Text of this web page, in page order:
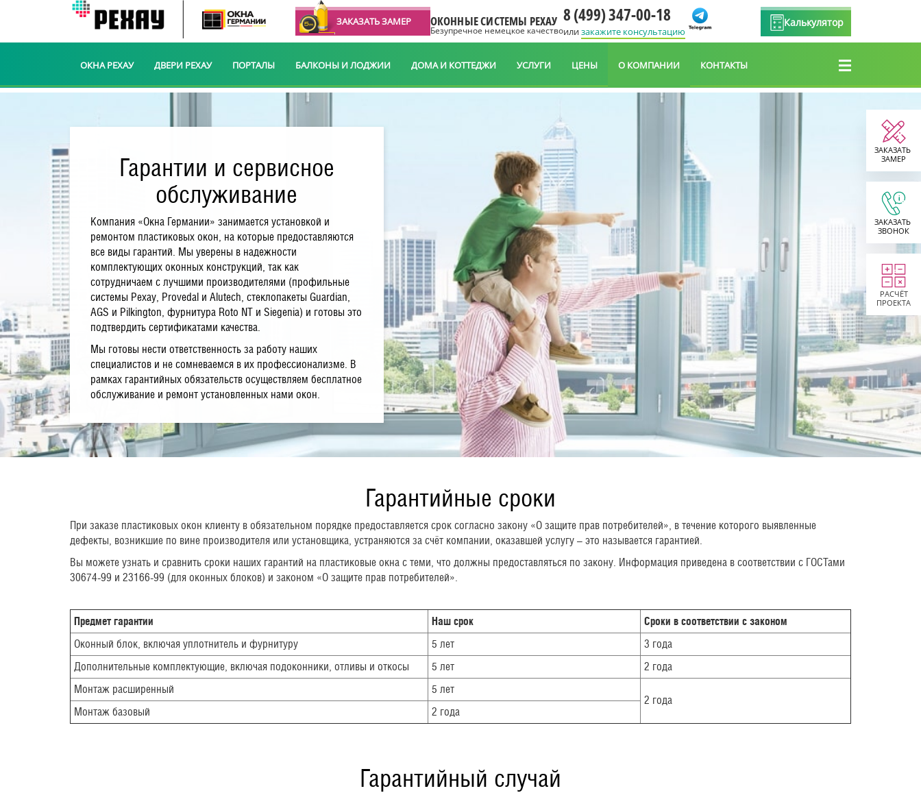
ЗАКАЗАТЬ ЗАМЕР ОКОННЫЕ СИСТЕМЫ РЕХАУ
Безупречное немецкое качество
8 (499) 347-00-18
илизакажите консультацию
Калькулятор
ОКНА РЕХАУ ДВЕРИ РЕХАУ ПОРТАЛЫ БАЛКОНЫ И ЛОДЖИИ ДОМА И КОТТЕДЖИ УСЛУГИ ЦЕНЫ О КОМПАНИИ КОНТАКТЫ
Гарантии и сервисное
обслуживание
Компания «Окна Германии» занимается установкой и
ремонтом пластиковых окон, на которые предоставляются
все виды гарантий. Мы уверены в надежности
комплектующих оконных конструкций, так как
сотрудничаем с лучшими производителями (профильные
системы Рехау, Provedal и Alutech, стеклопакеты Guardian,
AGS и Pilkington, фурнитура Roto NT и Siegenia) и готовы это
подтвердить сертификатами качества.
Мы готовы нести ответственность за работу наших
специалистов и не сомневаемся в их профессионализме. В
рамках гарантийных обязательств осуществляем бесплатное
обслуживание и ремонт установленных нами окон.
Гарантийные сроки
При заказе пластиковых окон клиенту в обязательном порядке предоставляется срок согласно закону «О защите прав потребителей», в течение которого выявленные
дефекты, возникшие по вине производителя или установщика, устраняются за счёт компании, оказавшей услугу – это называется гарантией.
Вы можете узнать и сравнить сроки наших гарантий на пластиковые окна с теми, что должны предоставляться по закону. Информация приведена в соответствии с ГОСТами
30674-99 и 23166-99 (для оконных блоков) и законом «О защите прав потребителей».
Предмет гарантии Наш срок Сроки в соответствии с законом
Оконный блок, включая уплотнитель и фурнитуру 5 лет
3 года
Дополнительные комплектующие, включая подоконники, отливы и откосы
5 лет
2 года
Монтаж расширенный
5 лет
2 года
Монтаж базовый
2 года
Гарантийный случай
ЗАКАЗАТЬ
ЗАМЕР
ЗАКАЗАТЬ
ЗВОНОК
РАСЧЁТ
ПРОЕКТА